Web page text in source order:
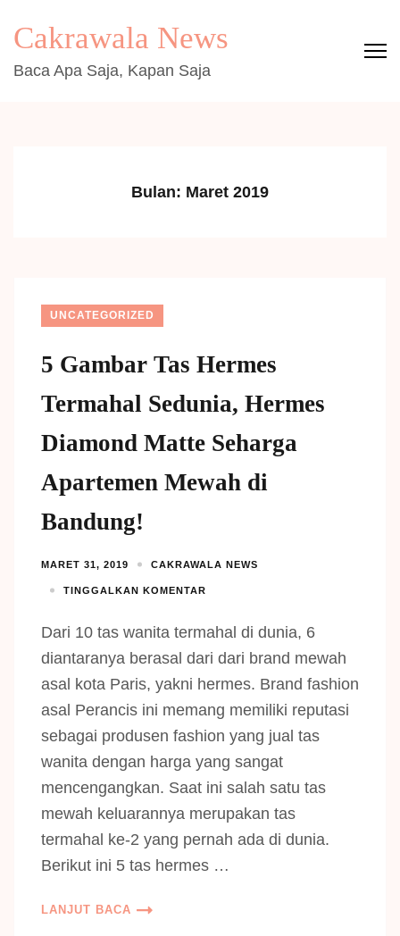
ke
konten
Cakrawala News
Baca Apa Saja, Kapan Saja
Bulan: Maret 2019
UNCATEGORIZED
5 Gambar Tas Hermes
Termahal Sedunia, Hermes
Diamond Matte Seharga
Apartemen Mewah di
Bandung!
MARET 31, 2019 CAKRAWALA NEWS
TINGGALKAN KOMENTAR
Dari 10 tas wanita termahal di dunia, 6
diantaranya berasal dari dari brand mewah
asal kota Paris, yakni hermes. Brand fashion
asal Perancis ini memang memiliki reputasi
sebagai produsen fashion yang jual tas
wanita dengan harga yang sangat
mencengangkan. Saat ini salah satu tas
mewah keluarannya merupakan tas
termahal ke-2 yang pernah ada di dunia.
Berikut ini 5 tas hermes …
LANJUT BACA